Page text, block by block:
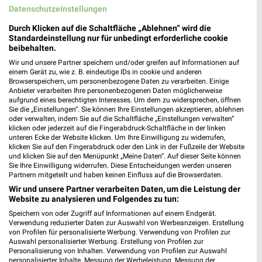
MEHR PROSPEKTE
Datenschutzeinstellungen
Durch Klicken auf die Schaltfläche „Ablehnen“ wird die
Standardeinstellung nur für unbedingt erforderliche cookie
beibehalten.
Wir und unsere Partner speichern und/oder greifen auf Informationen auf
einem Gerät zu, wie z. B. eindeutige IDs in cookie und anderen
Browserspeichern, um personenbezogene Daten zu verarbeiten. Einige
Anbieter verarbeiten Ihre personenbezogenen Daten möglicherweise
aufgrund eines berechtigten Interesses. Um dem zu widersprechen, öffnen
Sie die „Einstellungen“. Sie können Ihre Einstellungen akzeptieren, ablehnen
oder verwalten, indem Sie auf die Schaltfläche „Einstellungen verwalten“
klicken oder jederzeit auf die Fingerabdruck-Schaltfläche in der linken
unteren Ecke der Website klicken. Um Ihre Einwilligung zu widerrufen,
klicken Sie auf den Fingerabdruck oder den Link in der Fußzeile der Website
und klicken Sie auf den Menüpunkt „Meine Daten“. Auf dieser Seite können
Sie Ihre Einwilligung widerrufen. Diese Entscheidungen werden unseren
Partnern mitgeteilt und haben keinen Einfluss auf die Browserdaten.
Wir und unsere Partner verarbeiten Daten, um die Leistung der
Website zu analysieren und Folgendes zu tun:
Speichern von oder Zugriff auf Informationen auf einem Endgerät.
Verwendung reduzierter Daten zur Auswahl von Werbeanzeigen. Erstellung
von Profilen für personalisierte Werbung. Verwendung von Profilen zur
Auswahl personalisierter Werbung. Erstellung von Profilen zur
Personalisierung von Inhalten. Verwendung von Profilen zur Auswahl
personalisierter Inhalte. Messung der Werbeleistung. Messung der